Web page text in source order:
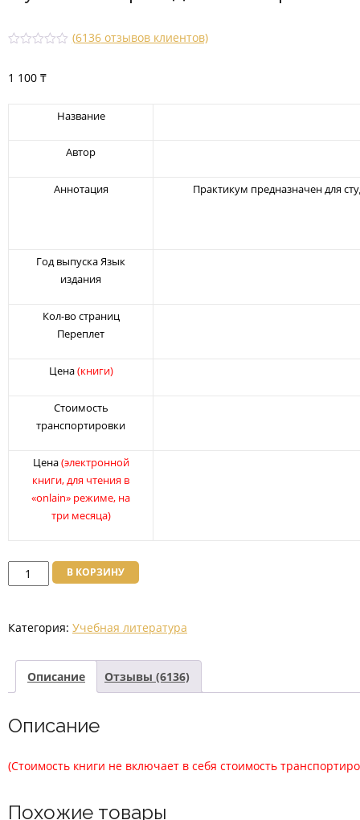
2.49
(6136отзывов клиентов)
1 100 ₸
Название
Автор
Аннотация Практикум предназначен для
Год выпуска Язык
издания
Кол-во страниц
Переплет
Цена(книги)
Стоимость
транспортировки
Цена(электронной
книги, для чтения в
«onlain» режиме, на
три месяца)
Количество
товара
гражданских
Практикум
2019
Нет
наличии
В КОРЗИНУ
Категория: Учебная литература
Описание Отзывы (6136)
Описание
(Стоимость книги не включает в себя стоимость
Похожие товары